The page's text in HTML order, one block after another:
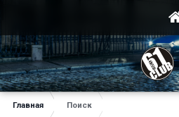
Главная Поиск